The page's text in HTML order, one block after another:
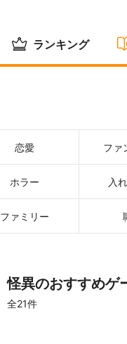
ランキング
恋愛 ファ
ホラー 入
ファミリー
怪異のおすすめゲ
全21件